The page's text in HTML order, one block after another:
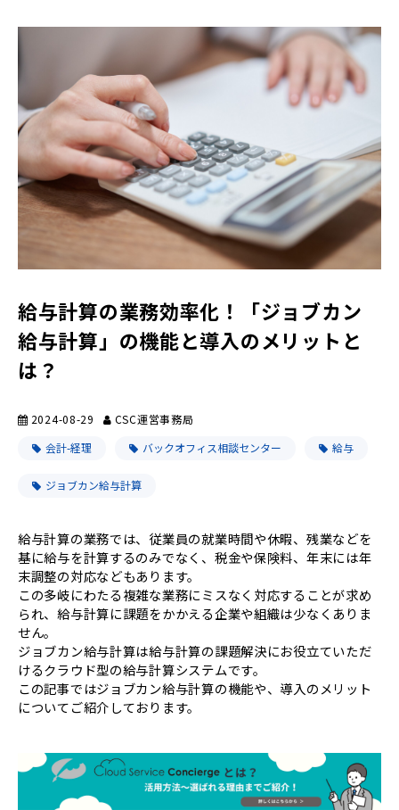
給与計算の業務効率化！「ジョブカン
給与計算」の機能と導入のメリットと
は？
2024-08-29
CSC運営事務局
会計-経理
バックオフィス相談センター 給与
ジョブカン給与計算
給与計算の業務では、従業員の就業時間や休暇、残業などを
基に給与を計算するのみでなく、税金や保険料、年末には年
末調整の対応などもあります。
この多岐にわたる複雑な業務にミスなく対応することが求め
られ、給与計算に課題をかかえる企業や組織は少なくありま
せん。
ジョブカン給与計算は給与計算の課題解決にお役立ていただ
けるクラウド型の給与計算システムです。
この記事ではジョブカン給与計算の機能や、導入のメリット
についてご紹介しております。